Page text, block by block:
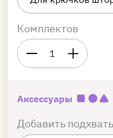
Комплектов
1
Аксессуары
Добавить